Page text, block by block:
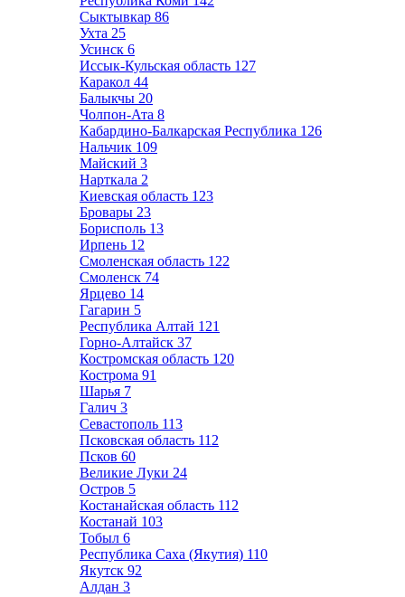
Сыктывкар 86
Ухта 25
Усинск 6
Иссык-Кульская область 127
Каракол 44
Балыкчы 20
Чолпон-Ата 8
Кабардино-Балкарская Республика 126
Нальчик 109
Майский 3
Нарткала 2
Киевская область 123
Бровары 23
Борисполь 13
Ирпень 12
Смоленская область 122
Смоленск 74
Ярцево 14
Гагарин 5
Республика Алтай 121
Горно-Алтайск 37
Костромская область 120
Кострома 91
Шарья 7
Галич 3
Севастополь 113
Псковская область 112
Псков 60
Великие Луки 24
Остров 5
Костанайская область 112
Костанай 103
Тобыл 6
Республика Саха (Якутия) 110
Якутск 92
Алдан 3